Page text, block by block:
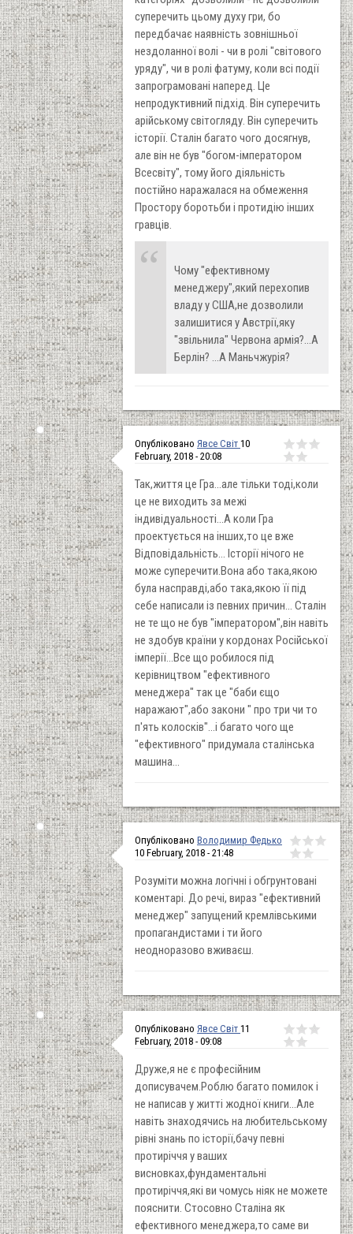
суперечить цьому духу гри, бо
передбачає наявність зовнішньої
нездоланної волі - чи в ролі "світового
уряду", чи в ролі фатуму, коли всі події
запрограмовані наперед. Це
непродуктивний підхід. Він суперечить
арійському світогляду. Він суперечить
історії. Сталін багато чого досягнув,
але він не був "богом-імператором
Всесвіту", тому його діяльність
постійно наражалася на обмеження
Простору боротьби і протидію інших
гравців.
Чому "ефективному
менеджеру",який перехопив
владу у США,не дозволили
залишитися у Австрії,яку
"звільнила" Червона армія?...А
Берлін? ...А Маньчжурія?
Опубліковано Явсе Світ 10
February, 2018 - 20:08
Так,життя це Гра...але тільки тоді,коли
це не виходить за межі
індивідуальності...А коли Гра
проектується на інших,то це вже
Відповідальність... Історії нічого не
може суперечити.Вона або така,якою
була насправді,або така,якою її під
себе написали із певних причин... Сталін
не те що не був "імператором",він навіть
не здобув країни у кордонах Російської
імперії...Все що робилося під
керівництвом "ефективного
менеджера" так це "баби єщо
наражают",або закони " про три чи то
п'ять колосків"...і багато чого ще
"ефективного" придумала сталінська
машина...
Опубліковано Володимир Федько
10 February, 2018 - 21:48
Розуміти можна логічні і обгрунтовані
коментарі. До речі, вираз "ефективний
менеджер" запущений кремлівськими
пропагандистами і ти його
неодноразово вживаєш.
Опубліковано Явсе Світ 11
February, 2018 - 09:08
Друже,я не є професійним
дописувачем.Роблю багато помилок і
не написав у житті жодної книги...Але
навіть знаходячись на любительському
рівні знань по історії,бачу певні
протиріччя у ваших
висновках,фундаментальні
протиріччя,які ви чомусь ніяк не можете
пояснити. Стосовно Сталіна як
ефективного менеджера,то саме ви